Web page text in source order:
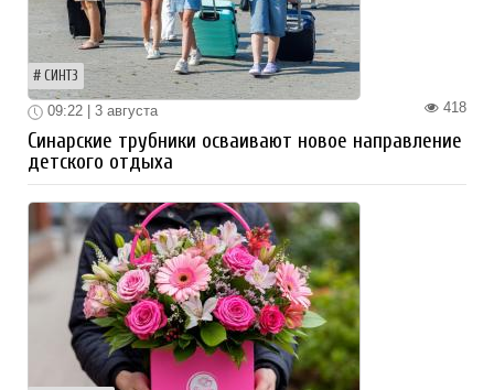
СИНТЗ
418
09:22 | 3 августа
Синарские трубники осваивают новое направление
детского отдыха